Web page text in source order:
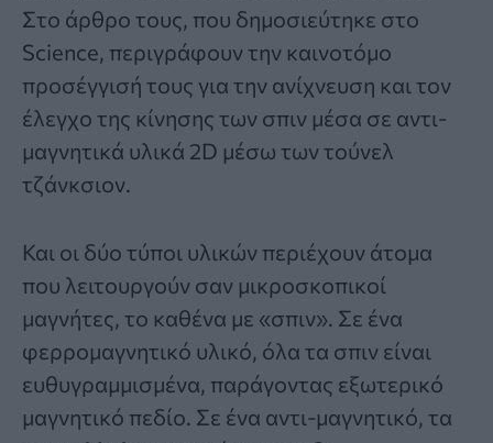
Στο άρθρο τους, που δημοσιεύτηκε στο
Science, περιγράφουν την καινοτόμο
προσέγγισή τους για την ανίχνευση και τον
έλεγχο της κίνησης των σπιν μέσα σε αντι-
μαγνητικά υλικά 2D μέσω των τούνελ
τζάνκσιον.
Και οι δύο τύποι υλικών περιέχουν άτομα
που λειτουργούν σαν μικροσκοπικοί
μαγνήτες, το καθένα με «σπιν». Σε ένα
φερρομαγνητικό υλικό, όλα τα σπιν είναι
ευθυγραμμισμένα, παράγοντας εξωτερικό
μαγνητικό πεδίο. Σε ένα αντι-μαγνητικό, τα